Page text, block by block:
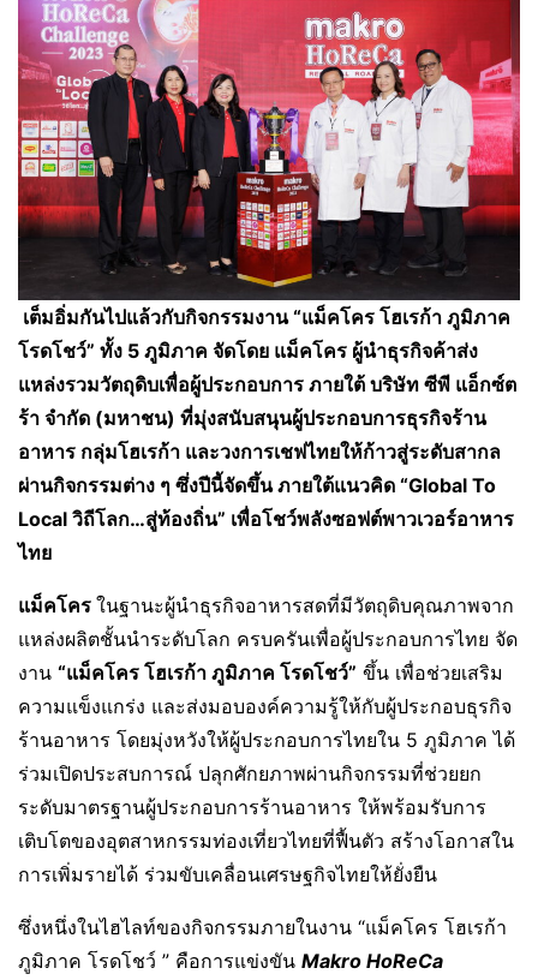
เต็มอิ่มกันไปแล้วกับกิจกรรมงาน “แม็คโคร โฮเรก้า ภูมิภาค
โรดโชว์” ทั้ง 5 ภูมิภาค จัดโดย แม็คโคร ผู้นำธุรกิจค้าส่ง
แหล่งรวมวัตถุดิบเพื่อผู้ประกอบการ ภายใต้ บริษัท ซีพี แอ็กซ์ต
ร้า จำกัด (มหาชน) ที่มุ่งสนับสนุนผู้ประกอบการธุรกิจร้าน
อาหาร กลุ่มโฮเรก้า และวงการเชฟไทยให้ก้าวสู่ระดับสากล
ผ่านกิจกรรมต่าง ๆ ซึ่งปีนี้จัดขึ้น ภายใต้แนวคิด “Global To
Local วิถีโลก…สู่ท้องถิ่น” เพื่อโชว์พลังซอฟต์พาวเวอร์อาหาร
ไทย
แม็คโคร ในฐานะผู้นำธุรกิจอาหารสดที่มีวัตถุดิบคุณภาพจาก
แหล่งผลิตชั้นนำระดับโลก ครบครันเพื่อผู้ประกอบการไทย จัด
งาน “แม็คโคร โฮเรก้า ภูมิภาค โรดโชว์” ขึ้น เพื่อช่วยเสริม
ความแข็งแกร่ง และส่งมอบองค์ความรู้ให้กับผู้ประกอบธุรกิจ
ร้านอาหาร โดยมุ่งหวังให้ผู้ประกอบการไทยใน 5 ภูมิภาค ได้
ร่วมเปิดประสบการณ์ ปลุกศักยภาพผ่านกิจกรรมที่ช่วยยก
ระดับมาตรฐานผู้ประกอบการร้านอาหาร ให้พร้อมรับการ
เติบโตของอุตสาหกรรมท่องเที่ยวไทยที่ฟื้นตัว สร้างโอกาสใน
การเพิ่มรายได้ ร่วมขับเคลื่อนเศรษฐกิจไทยให้ยั่งยืน
ซึ่งหนึ่งในไฮไลท์ของกิจกรรมภายในงาน “แม็คโคร โฮเรก้า
ภูมิภาค โรดโชว์ ” คือการแข่งขัน Makro HoReCa